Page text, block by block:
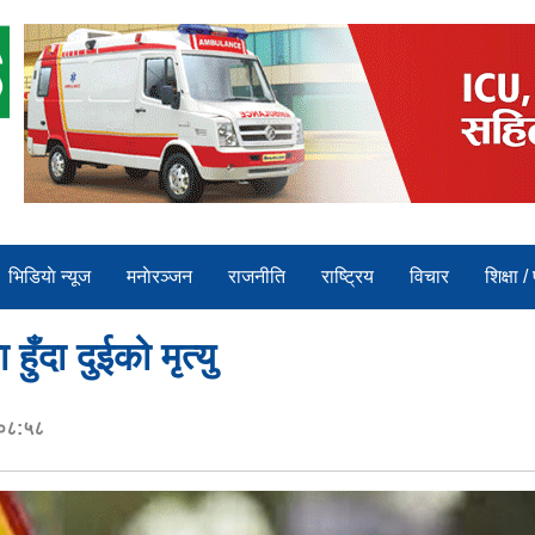
भिडियाे न्यूज मनाेरञ्जन राजनीति राष्ट्रिय विचार शिक्षा /
हुँदा दुईको मृत्यु